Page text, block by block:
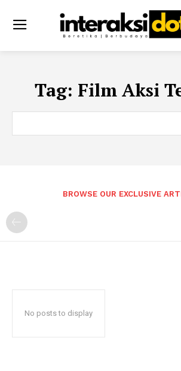
Tag: Film Aksi
BROWSE OUR EXCLUSIVE
No posts to display